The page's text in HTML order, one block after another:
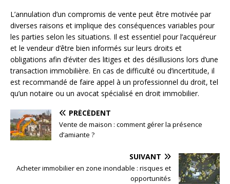
L’annulation d’un compromis de vente peut être motivée par
diverses raisons et implique des conséquences variables pour
les parties selon les situations. Il est essentiel pour l’acquéreur
et le vendeur d’être bien informés sur leurs droits et
obligations afin d’éviter des litiges et des désillusions lors d’une
transaction immobilière. En cas de difficulté ou d’incertitude, il
est recommandé de faire appel à un professionnel du droit, tel
qu’un notaire ou un avocat spécialisé en droit immobilier.
PRÉCÉDENT
Vente de maison : comment gérer la présence
d’amiante ?
SUIVANT
Acheter immobilier en zone inondable : risques et
opportunités